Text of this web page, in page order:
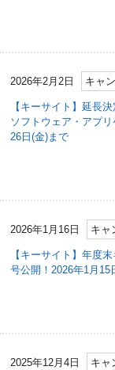
2026年2月2日 キャ
【キーサイト】延長
ソフトウェア・アプ
26日(金)まで
2026年1月16日 キャ
【キーサイト】年度
号公開！2026年1月15
2025年12月4日 キャ